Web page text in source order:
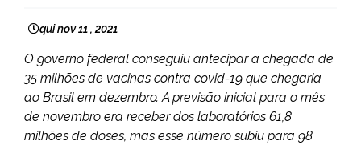
qui nov 11 , 2021
O governo federal conseguiu antecipar a chegada de
35 milhões de vacinas contra covid-19 que chegaria
ao Brasil em dezembro. A previsão inicial para o mês
de novembro era receber dos laboratórios 61,8
milhões de doses, mas esse número subiu para 98